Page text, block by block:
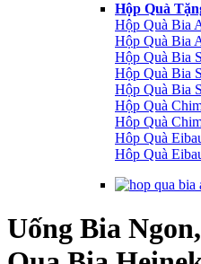
Hộp Quà
Hộp Quà Bia
Hộp Quà Bia
Hộp Quà Bia
Hộp Quà Bia
Hộp Quà Bia
Hộp Quà
Hôp Quà
Hôp Quà
Hôp Quà
Uống Bia